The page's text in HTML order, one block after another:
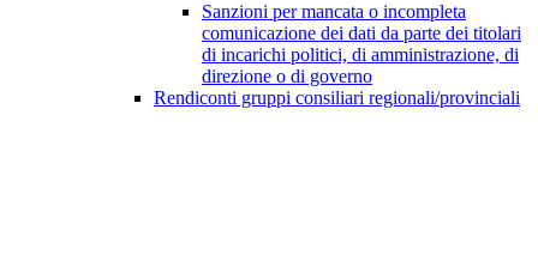
Sanzioni per mancata o incompleta
comunicazione dei dati da parte dei titolari
di incarichi politici, di amministrazione, di
direzione o di governo
Rendiconti gruppi consiliari regionali/provinciali